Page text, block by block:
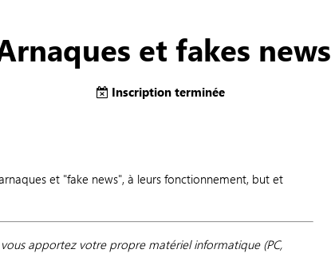
et fakes news
Inscription terminée
et "fake news", à leurs fonctionnement, but et
apportez votre propre matériel informatique (PC,